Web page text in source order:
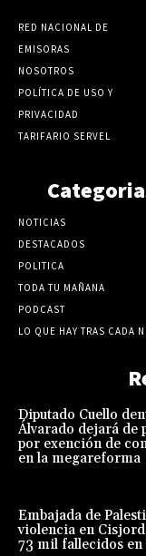
RED NACIONAL DE
EMISORAS
NOSOTROS
POLÍTICA DE USO Y
PRIVACIDAD
TARIFARIO SERVEL
NOTICIAS
DESTACADOS
POLITICA
TODA TU MAÑANA
PODCAST
LO QUE HAY TRAS CADA
Diputado Cuello
Álvarado dejará de
por exención de
en la megareforma
Embajada de
violencia en
73 mil fallecidos en